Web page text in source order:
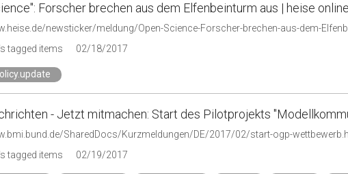
Forscher brechen aus dem Elfenbeinturm aus | heise online
newsticker/meldung/Open-Science-Forscher-brechen-aus-dem-
tagged items
02/18/2017
- Jetzt mitmachen: Start des Pilotprojekts
SharedDocs/Kurzmeldungen/DE/2017/02/start-ogp-
tagged items
02/19/2017